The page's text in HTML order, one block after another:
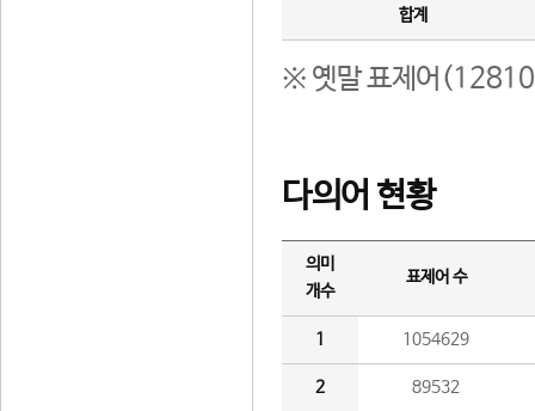
합계
※ 옛말 표제어(12810
다의어 현황
의미
개수
표제어 수
1 1054629
2 89532